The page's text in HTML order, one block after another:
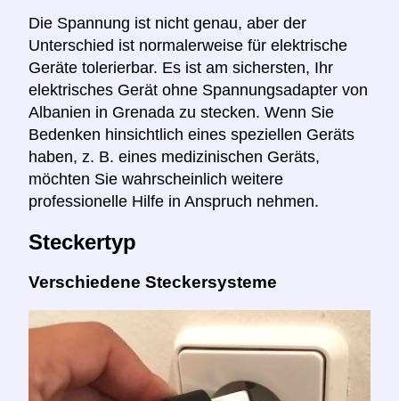
Die Spannung ist nicht genau, aber der
Unterschied ist normalerweise für elektrische
Geräte tolerierbar. Es ist am sichersten, Ihr
elektrisches Gerät ohne Spannungsadapter von
Albanien in Grenada zu stecken. Wenn Sie
Bedenken hinsichtlich eines speziellen Geräts
haben, z. B. eines medizinischen Geräts,
möchten Sie wahrscheinlich weitere
professionelle Hilfe in Anspruch nehmen.
Steckertyp
Verschiedene Steckersysteme